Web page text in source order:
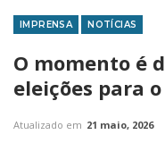
IMPRENSA NOTÍCIAS
O momento é
eleições para
Atualizado em 21 maio, 2026